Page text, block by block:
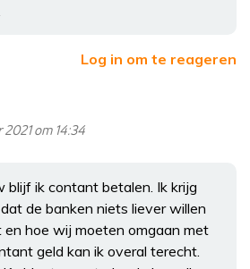
Log in om te reageren
2021 om 14:34
blijf ik contant betalen. Ik krijg
de banken niets liever willen
hoe wij moeten omgaan met
geld kan ik overal terecht.